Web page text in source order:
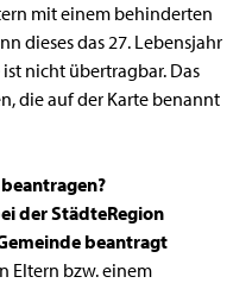
mit einem behinderten
dieses das 27. Lebensjahr
nicht übertragbar. Das
die auf der Karte benannt
der StädteRegion
beantragt
Eltern bzw. einem